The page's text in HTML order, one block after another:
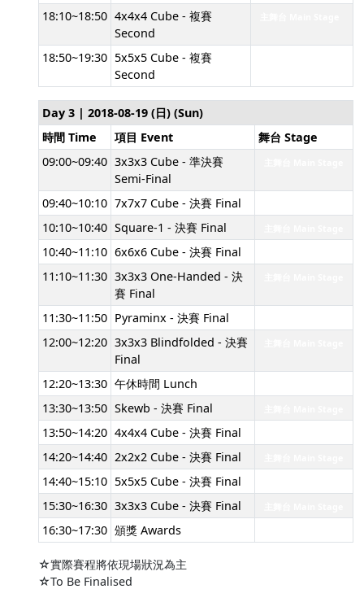
18:10~18:50 4x4x4 Cube - 複賽
Second
18:50~19:30 5x5x5 Cube - 複賽
Second
Day 3 | 2018-08-19 (日) (Sun)
時間 Time
項目 Event
舞台 Stage
09:00~09:40 3x3x3 Cube - 準決賽
Semi-Final
09:40~10:10 7x7x7 Cube - 決賽 Final
10:10~10:40 Square-1 - 決賽 Final
10:40~11:10 6x6x6 Cube - 決賽 Final
11:10~11:30 3x3x3 One-Handed - 決
賽 Final
11:30~11:50 Pyraminx - 決賽 Final
12:00~12:20 3x3x3 Blindfolded - 決賽
Final
12:20~13:30 午休時間 Lunch
13:30~13:50 Skewb - 決賽 Final
13:50~14:20 4x4x4 Cube - 決賽 Final
14:20~14:40 2x2x2 Cube - 決賽 Final
14:40~15:10 5x5x5 Cube - 決賽 Final
15:30~16:30 3x3x3 Cube - 決賽 Final
16:30~17:30 頒獎 Awards
☆實際賽程將依現場狀況為主
☆To Be Finalised